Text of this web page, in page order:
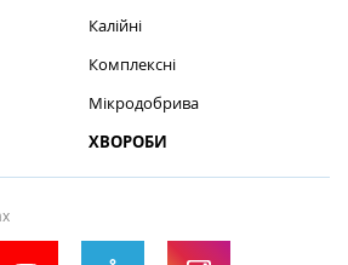
Калійні
Комплексні
Мікродобрива
ХВОРОБИ